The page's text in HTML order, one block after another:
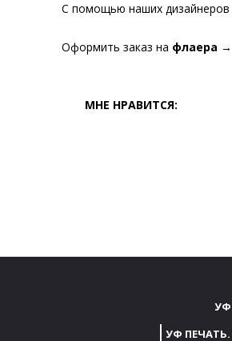
С помощью наших
Оформить заказ на флаера →
МНЕ НРАВИТСЯ:
УФ
УФ